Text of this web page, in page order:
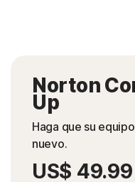
Norton
Up
Haga que su
nuevo.
US$ 49.99